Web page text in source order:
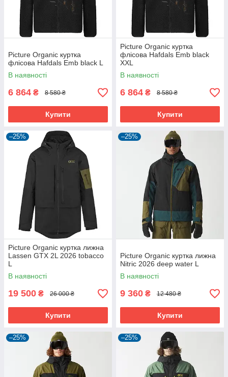
Picture Organic куртка
флісова Hafdals Emb black L
В наявності
6 864 ₴ 8 580 ₴
Купити
Picture Organic куртка
флісова Hafdals Emb black
XXL
В наявності
6 864 ₴ 8 580 ₴
Купити
–25%
Picture Organic куртка лижна
Lassen GTX 2L 2026 tobacco
L
В наявності
19 500 ₴ 26 000 ₴
Купити
–25%
Picture Organic куртка лижна
Nitric 2026 deep water L
В наявності
9 360 ₴ 12 480 ₴
Купити
–25% –25%